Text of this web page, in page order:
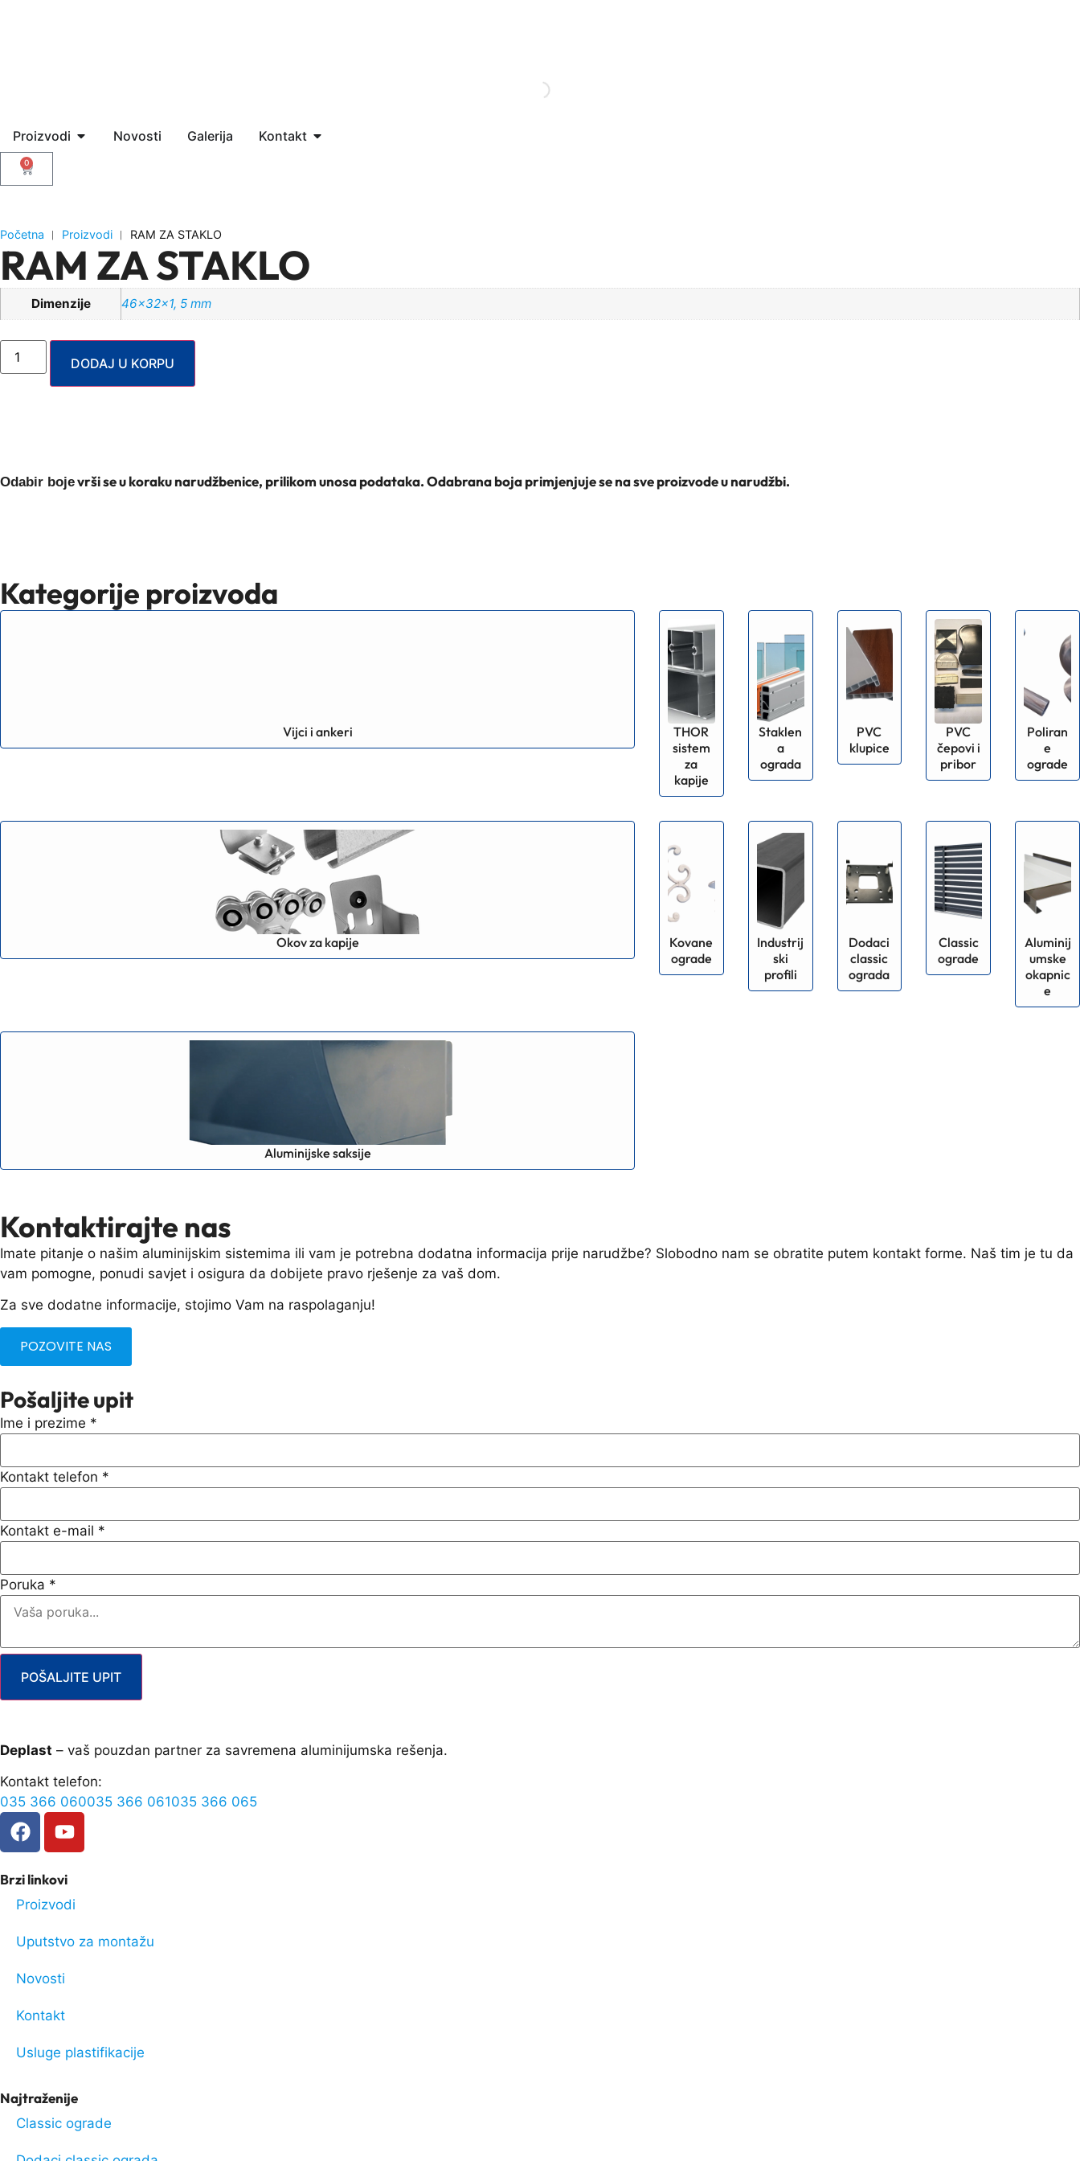
Proizvodi Novosti Galerija Kontakt
0
Početna ︱ Proizvodi ︱ RAM ZA STAKLO
RAM ZA STAKLO
Dimenzije 46x32x1, 5 mm
DODAJ U KORPU
Odabir bojevrši se u koraku narudžbenice, prilikom unosa podataka. Odabrana boja primjenjuje se na sve proizvode u narudžbi.
Kategorije proizvoda
Vijci i ankeri
THOR
sistem
za
kapije
Staklen
a
ograda
PVC
klupice
PVC
čepovi i
pribor
Poliran
e
ograde
Okov za kapije
Kovane
ograde
Industrij
ski
profili
Dodaci
classic
ograda
Classic
ograde
Aluminij
umske
okapnic
e
Aluminijske saksije
Kontaktirajte nas
Imate pitanje o našim aluminijskim sistemima ili vam je potrebna dodatna informacija prije narudžbe? Slobodno nam se obratite putem kontakt forme. Naš tim je tu da
vam pomogne, ponudi savjet i osigura da dobijete pravo rješenje za vaš dom.
Za sve dodatne informacije, stojimo Vam na raspolaganju!
POZOVITE NAS
Pošaljite upit
Ime i prezime *
Kontakt telefon *
Kontakt e-mail *
Poruka *
POŠALJITE UPIT
Deplast – vaš pouzdan partner za savremena aluminijumska rešenja.
Kontakt telefon:
035 366 060035 366 061035 366 065
Brzi linkovi
Proizvodi
Uputstvo za montažu
Novosti
Kontakt
Usluge plastifikacije
Najtraženije
Classic ograde